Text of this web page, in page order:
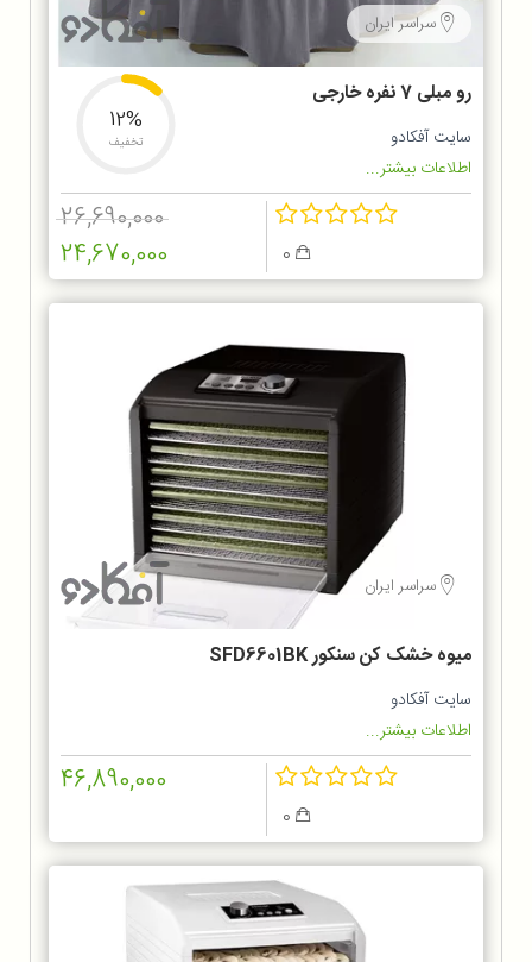
سراسر ایران
رو مبلی 7 نفره خارجی
سایت آفکادو
اطلاعات بیشتر...
12%
تخفیف
26,690,000
24,670,000
سراسر ایران
میوه خشک کن سنکور SFD6601BK
سایت آفکادو
اطلاعات بیشتر...
46,890,000